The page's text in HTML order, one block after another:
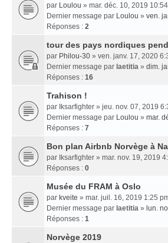
par Loulou » mar. déc. 10, 2019
Dernier message par Loulou » ven.
Réponses : 2
tour des pays nordiques
par Philou-30 » ven. janv. 17, 2020
Dernier message par laetitia » dim.
Réponses : 16
Trahison !
par Iksarfighter » jeu. nov. 07, 2019
Dernier message par Loulou » mar.
Réponses : 7
Bon plan Airbnb Norvège à
par Iksarfighter » mar. nov. 19, 2019
Réponses : 0
Musée du FRAM à Oslo
par kveite » mar. juil. 16, 2019 1:25
Dernier message par laetitia » lun.
Réponses : 1
Norvège 2019